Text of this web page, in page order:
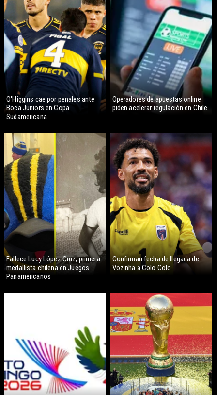
O'Higgins cae por penales ante
Boca Juniors en Copa
Sudamericana
Operadores de apuestas online
piden acelerar regulación en Chile
Fallece Lucy López Cruz, primera
medallista chilena en Juegos
Panamericanos
Confirman fecha de llegada de
Vozinha a Colo Colo